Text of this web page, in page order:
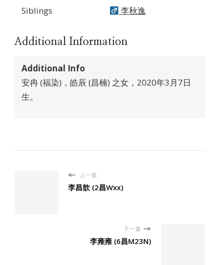
Siblings 李秋逸
Additional Information
Additional Info
安冉 (福染)，皓辰 (昌楠) 之女，2020年3月7日
生。
上一篇
李昌歆 (2昌Wxx)
下一篇
李雍雍 (6昌M23N)